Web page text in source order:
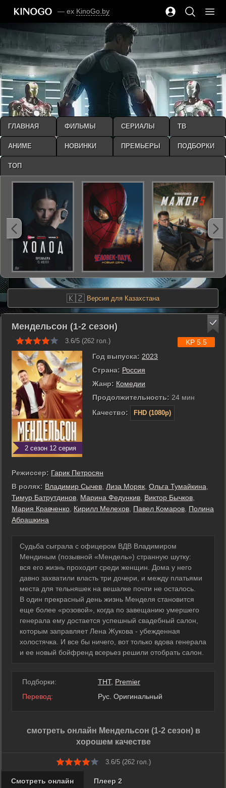
— ex KinoGo.by
🇰🇿 Версия для Казахстана
Мендельсон (1-2 сезон)
3.6/5 (262 гол.)
2 сезон 12 серия
Год выпуска: 2023
Страна: Россия
Жанр: Комедии
Продолжительность: 24 мин
Качество:
FHD (1080p)
KP 5.5
Режиссер: Гарик Петросян
В ролях: Владимир Сычев Лиза Моряк Ольга Тумайкина
Тимур Батрутдинов Марина Федункив Виктор Бычков
Мария Кравченко Кирилл Мелехов Павел Комаров Полина
Абрашкина
Судьба сыграла с офицером ВДВ Владимиром
Мендиным (позывной «Мендель») странную шутку:
вся его жизнь проходит среди женщин. Дома у него
давно захватили власть три дочери, и между платьями
места для тельняшек на вешалке почти не осталось.
В один прекрасный день жизнь Менделя становится
еще более «розовой», когда по завещанию умершего
генерала ему достается успешный свадебный салон,
которым заправляет Лена Жукова - убежденная
холостячка. И все бы ничего, вот только вдова генерала
и ее новый бойфренд всерьез решили отобрать салон.
Подборки: ТНТ, Premier
Перевод:
Рус. Оригинальный
смотреть онлайн Мендельсон (1-2 сезон) в
хорошем качестве
3.6/5 (262гол.)
Смотреть онлайн Плеер 2
ГЛАВНАЯ ФИЛЬМЫ СЕРИАЛЫ ТВ
АНИМЕ НОВИНКИ ПРЕМЬЕРЫ ПОДБОРКИ
ТОП